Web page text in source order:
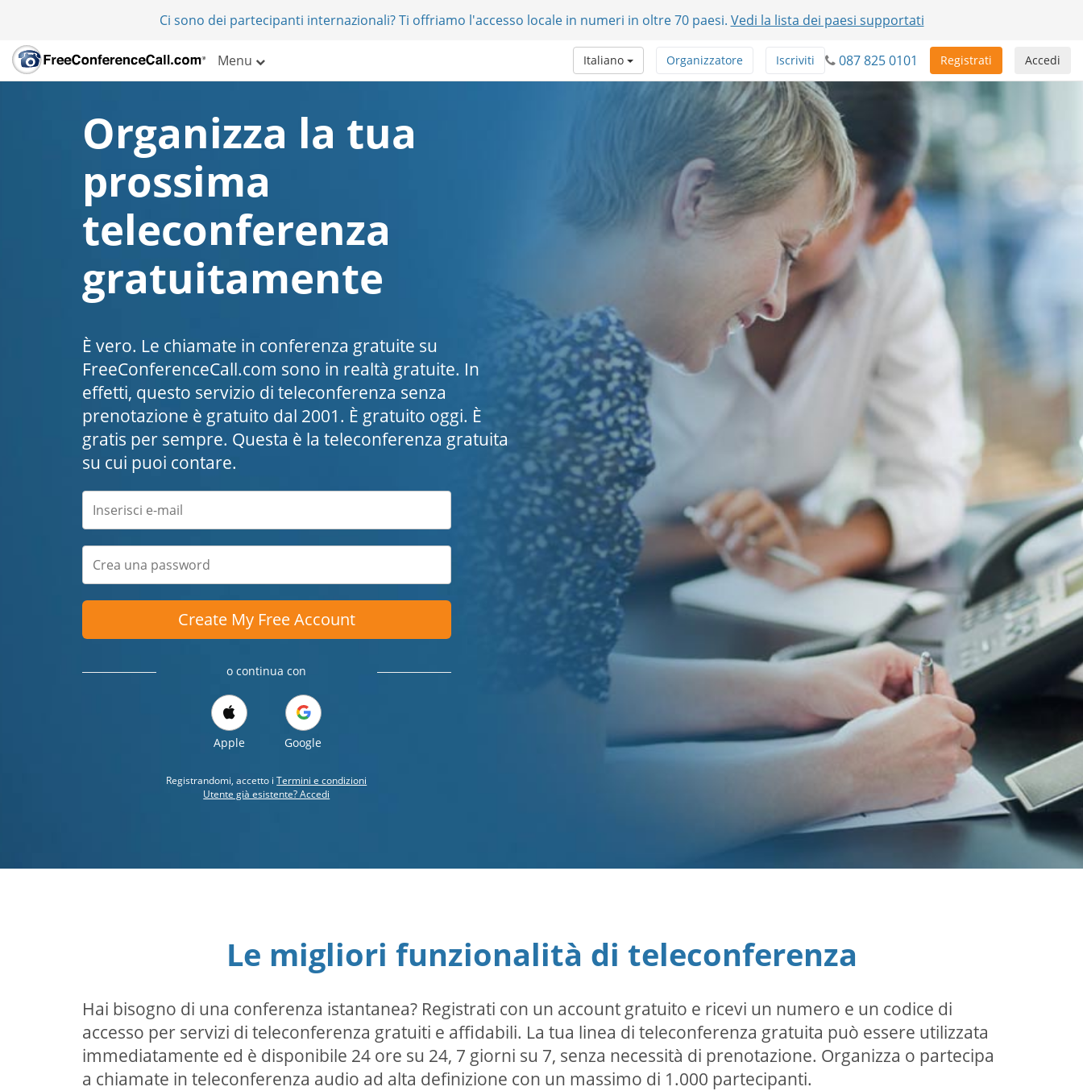
Ci sono dei partecipanti internazionali? Ti offriamo l'accesso locale in numeri in oltre 70 paesi. Vedi la lista dei paesi supportati
Menu Accedi
Registrati
087 825 0101
Iscriviti
Organizzatore
Italiano
Organizza la tua
prossima
teleconferenza
gratuitamente
È vero. Le chiamate in conferenza gratuite su
FreeConferenceCall.com sono in realtà gratuite. In
effetti, questo servizio di teleconferenza senza
prenotazione è gratuito dal 2001. È gratuito oggi. È
gratis per sempre. Questa è la teleconferenza gratuita
su cui puoi contare.
Create My Free Account
o continua con
Apple Google
Registrandomi, accetto iTermini e condizioni
Utente già esistente? Accedi
Le migliori funzionalità di teleconferenza
Hai bisogno di una conferenza istantanea? Registrati con un account gratuito e ricevi un numero e un codice di
accesso per servizi di teleconferenza gratuiti e affidabili. La tua linea di teleconferenza gratuita può essere utilizzata
immediatamente ed è disponibile 24 ore su 24, 7 giorni su 7, senza necessità di prenotazione. Organizza o partecipa
a chiamate in teleconferenza audio ad alta definizione con un massimo di 1.000 partecipanti.